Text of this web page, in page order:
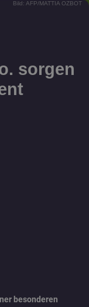
Bild: AFP/MATTIA OZBOT
sorgen
besonderen